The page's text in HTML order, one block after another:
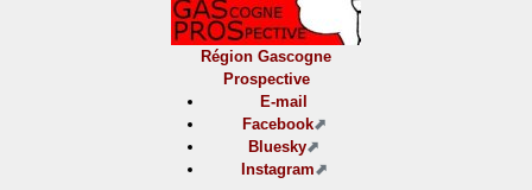
Région Gascogne
Prospective
E-mail
Facebook
Bluesky
Instagram